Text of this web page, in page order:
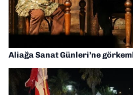
Aliağa Sanat Günleri’ne